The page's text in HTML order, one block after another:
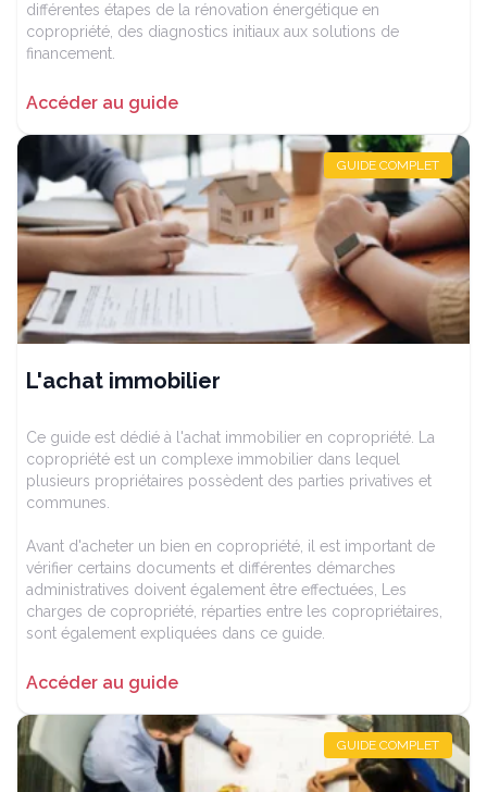
différentes étapes de la rénovation énergétique en
copropriété, des diagnostics initiaux aux solutions de
financement.
Accéder au guide
GUIDE COMPLET
L'achat immobilier
Ce guide est dédié à l'achat immobilier en copropriété. La
copropriété est un complexe immobilier dans lequel
plusieurs propriétaires possèdent des parties privatives et
communes.
Avant d'acheter un bien en copropriété, il est important de
vérifier certains documents et différentes démarches
administratives doivent également être effectuées, Les
charges de copropriété, réparties entre les copropriétaires,
sont également expliquées dans ce guide.
Accéder au guide
GUIDE COMPLET